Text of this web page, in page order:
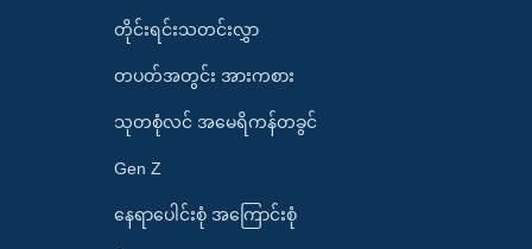
တိုင်းရင်းသတင်းလွှာ
တပတ်အတွင်း အားကစား
သုတစုံလင် အမေရိကန်တခွင်
Gen Z
နေရာပေါင်းစုံ အကြောင်းစုံ